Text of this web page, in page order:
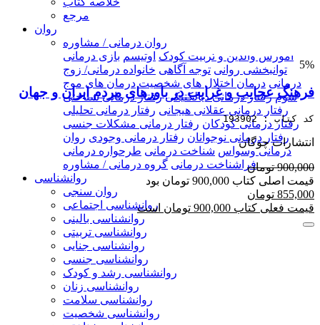
مرجع
روان
روان درمانی / مشاوره
آموزش والدین و تربیت کودک اوتیسم بازی درمانی
توانبخشی روانی توجه آگاهی خانواده درمانی/ زوج
درمانی درمان اختلال های شخصیت درمان های موج
سوم رفتار درمانی دیالکتیکی رفتار درمانی شناختی
رفتار درمانی عقلانی هیجانی رفتار درمانی تحلیلی
رفتار درمانی کودکان رفتار درمانی مشکلات جنسی
رفتار درمانی نوجوانان رفتار درمانی وجودی روان
درمانی وسواس شناخت درمانی طرحواره درمانی
فراشناخت درمانی گروه درمانی / مشاوره
روانشناسی
روان سنجی
روانشناسی اجتماعی
روانشناسی بالینی
روانشناسی تربیتی
روانشناسی جنایی
روانشناسی جنسی
روانشناسی رشد و کودک
روانشناسی زنان
روانشناسی سلامت
روانشناسی شخصیت
5%
فرهنگ عجایب و غرایب در باورهای مردم ایران و جهان
کد کتاب : 193902
انتشارات چوگان
900,000 تومان
قیمت اصلی کتاب 900,000 تومان بود
855,000 تومان
قیمت فعلی کتاب 900,000 تومان است